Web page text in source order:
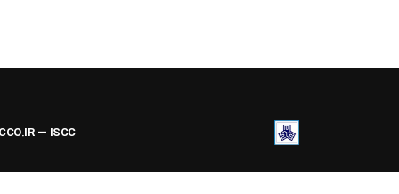
ACCO.IR — ISCC